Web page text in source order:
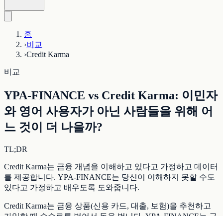
홈
›비교
›Credit Karma
비교
YPA-FINANCE vs Credit Karma: 이민자
와 영어 사용자가 아닌 사람들을 위해 어
느 것이 더 나을까?
TL;DR
Credit Karma는 금융 개념을 이해하고 있다고 가정하고 데이터
를 제공합니다. YPA-FINANCE는 당신이 이해하지 못할 수도
있다고 가정하고 배우도록 도와줍니다.
Credit Karma는 금융 상품(신용 카드, 대출, 보험)을 추천하고